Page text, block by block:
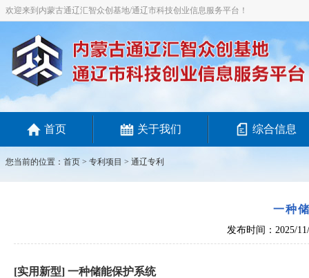
欢迎来到内蒙古通辽汇智众创基地/通辽市科技创业信息服务平台！
首页 关于我们 综合信息
您当前的位置： 首页 > 专利项目 > 通辽专利
一种
发布时间：2025/
[实用新型] 一种储能保护系统